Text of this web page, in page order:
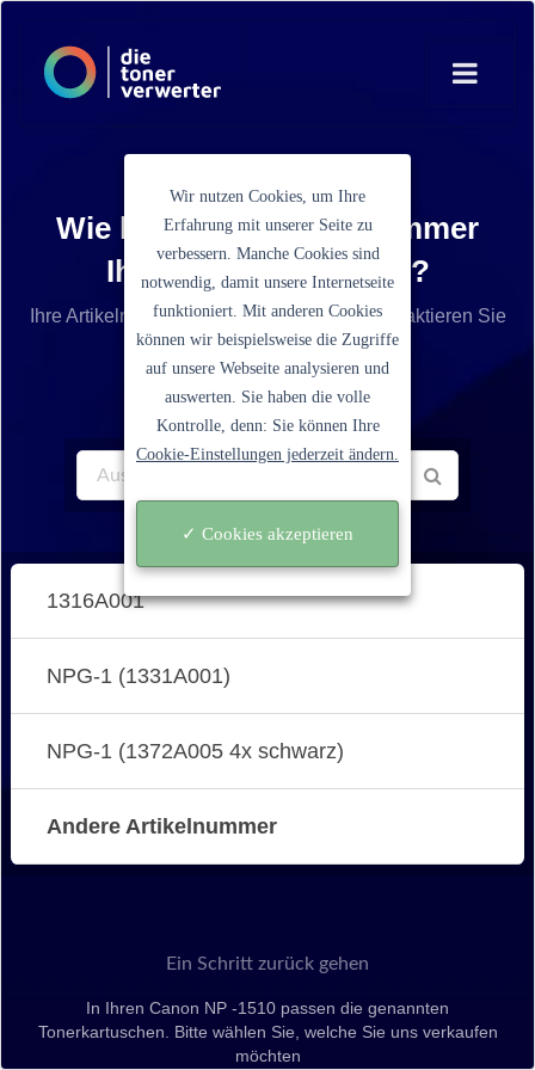
Wie lautet die Artikelnummer
Ihrer Tonerkartusche?
Ihre Artikelnummer ist nicht aufgelistet? Kontaktieren Sie
unseren Service.
1316A001
NPG-1 (1331A001)
NPG-1 (1372A005 4x schwarz)
Andere Artikelnummer
Ein Schritt zurück gehen
In Ihren Canon NP -1510 passen die genannten
Tonerkartuschen. Bitte wählen Sie, welche Sie uns verkaufen
möchten
Wir nutzen Cookies, um Ihre
Erfahrung mit unserer Seite zu
verbessern. Manche Cookies sind
notwendig, damit unsere Internetseite
funktioniert. Mit anderen Cookies
können wir beispielsweise die Zugriffe
auf unsere Webseite analysieren und
auswerten. Sie haben die volle
Kontrolle, denn: Sie können Ihre
Cookie-Einstellungen jederzeit ändern.
✓ Cookies akzeptieren